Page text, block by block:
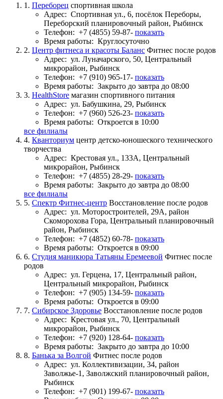
1. Переборец спортивная школа
Адрес: Спортивная ул., 6, посёлок Переборы,
Переборский планировочный район, Рыбинск
Телефон: +7 (4855) 59-87- показать
Время работы: Круглосуточно
2. Центр фитнеса и красоты Баланс Фитнес после родов
Адрес: ул. Луначарского, 50, Центральный
микрорайон, Рыбинск
Телефон: +7 (910) 965-17- показать
Время работы: Закрыто до завтра до 08:00
3. HealthStore магазин спортивного питания
Адрес: ул. Бабушкина, 29, Рыбинск
Телефон: +7 (960) 526-23- показать
Время работы: Откроется в 10:00
все филиалы
4. Кванториум центр детско-юношеского технического
творчества
Адрес: Крестовая ул., 133А, Центральный
микрорайон, Рыбинск
Телефон: +7 (4855) 28-29- показать
Время работы: Закрыто до завтра до 08:00
все филиалы
5. Спектр Фитнес-центр Восстановление после родов
Адрес: ул. Моторостроителей, 29А, район
Скоморохова Гора, Центральный планировочный
район, Рыбинск
Телефон: +7 (4852) 60-78- показать
Время работы: Откроется в 09:00
6. Студия маникюра Татьяны Еремеевой Фитнес после
родов
Адрес: ул. Герцена, 17, Центральный район,
Центральный микрорайон, Рыбинск
Телефон: +7 (905) 134-59- показать
Время работы: Откроется в 09:00
7. Сибирское Здоровье Восстановление после родов
Адрес: Крестовая ул., 70, Центральный
микрорайон, Рыбинск
Телефон: +7 (920) 128-64- показать
Время работы: Закрыто до завтра до 10:00
8. Банька за Волгой Фитнес после родов
Адрес: ул. Коллективизации, 34, район
Заволжье-1, Заволжский планировочный район,
Рыбинск
Телефон: +7 (901) 199-67- показать